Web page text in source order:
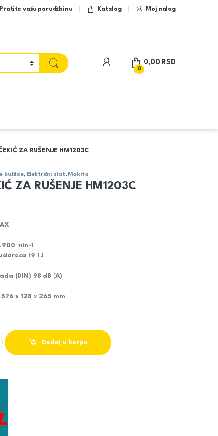
Pratite vašu porudžbinu Katalog Moj nalog
My Account
0
0,00 RSD
ZA RUŠENJE HM1203C
bušilice, Električni alat, Makita
ZA RUŠENJE HM1203C
min-1
19,1 J
(DIN) 98 dB (A)
576 x 128 x 265 mm
HM1203C quantity
Dodaj u korpu